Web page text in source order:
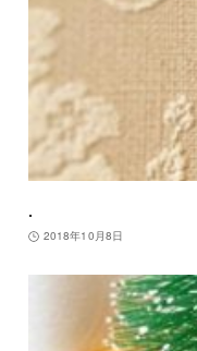
.
2018年10月8日